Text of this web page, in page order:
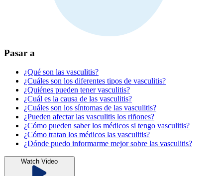
Pasar a
¿Qué son las vasculitis?
¿Cuáles son los diferentes tipos de vasculitis?
¿Quiénes pueden tener vasculitis?
¿Cuál es la causa de las vasculitis?
¿Cuáles son los síntomas de las vasculitis?
¿Pueden afectar las vasculitis los riñones?
¿Cómo pueden saber los médicos si tengo vasculitis?
¿Cómo tratan los médicos las vasculitis?
¿Dónde puedo informarme mejor sobre las vasculitis?
Watch Video